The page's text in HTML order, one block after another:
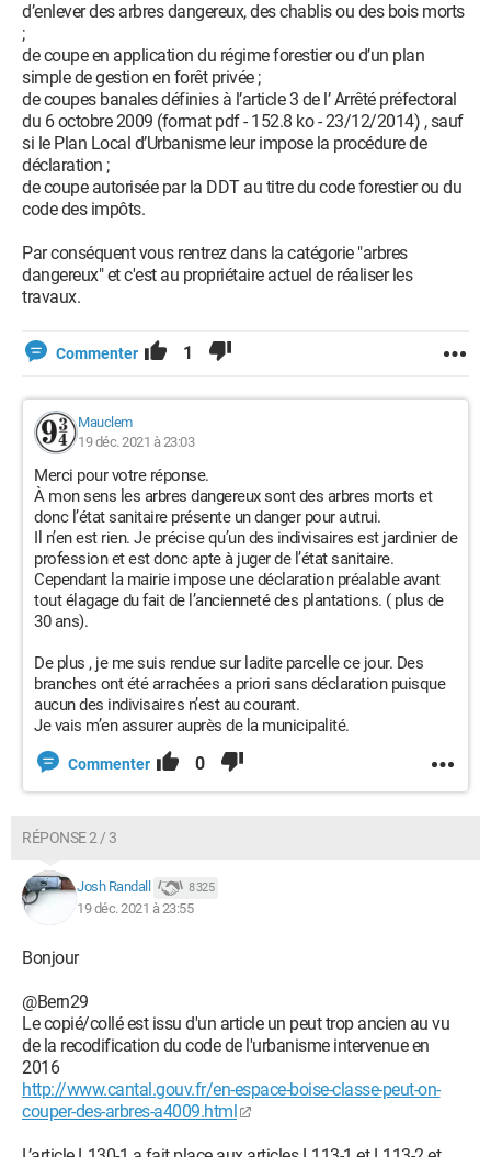
d’enlever des arbres dangereux, des chablis ou des bois morts
;
de coupe en application du régime forestier ou d’un plan
simple de gestion en forêt privée ;
de coupes banales définies à l’article 3 de l’ Arrêté préfectoral
du 6 octobre 2009 (format pdf - 152.8 ko - 23/12/2014) , sauf
si le Plan Local d’Urbanisme leur impose la procédure de
déclaration ;
de coupe autorisée par la DDT au titre du code forestier ou du
code des impôts.
Par conséquent vous rentrez dans la catégorie "arbres
dangereux" et c'est au propriétaire actuel de réaliser les
travaux.
Commenter 1
Mauclem
19 déc. 2021 à 23:03
Merci pour votre réponse.
À mon sens les arbres dangereux sont des arbres morts et
donc l’état sanitaire présente un danger pour autrui.
Il n’en est rien. Je précise qu’un des indivisaires est jardinier de
profession et est donc apte à juger de l’état sanitaire.
Cependant la mairie impose une déclaration préalable avant
tout élagage du fait de l’ancienneté des plantations. ( plus de
30 ans).
De plus , je me suis rendue sur ladite parcelle ce jour. Des
branches ont été arrachées a priori sans déclaration puisque
aucun des indivisaires n’est au courant.
Je vais m’en assurer auprès de la municipalité.
Commenter 0
RÉPONSE 2 / 3
Josh Randall 8 325
19 déc. 2021 à 23:55
Bonjour
@Bern29
Le copié/collé est issu d'un article un peut trop ancien au vu
de la recodification du code de l'urbanisme intervenue en
2016
http://www.cantal.gouv.fr/en-espace-boise-classe-peut-on-
couper-des-arbres-a4009.html